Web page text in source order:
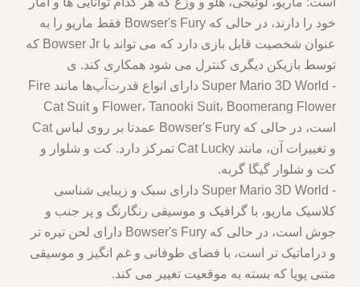
خود را دارند، در حالی که Bowser's Fury فقط ماریو را به
عنوان شخصیت قابل بازی دارد که می تواند با Bowser Jr که
توسط بازیکن دیگری کنترل می شود همکاری کند. ی
- Super Mario 3D World دارای انواع قدرت‌آپ‌ها مانند Fire
Flower، Tanooki Suit، Boomerang Flower و Cat Suit
است، در حالی که Bowser's Fury عمدتا بر روی لباس Cat
و تغییرات آن، مانند Cat Lucky تمرکز دارد. کت و شلوار و
کت و شلوار گیگا گربه.
- Super Mario 3D World دارای سبک و زیبایی شناسی
کلاسیک ماریو، با گرافیک و موسیقی رنگارنگ و پر جنب و
جوش است، در حالی که Bowser's Fury دارای لحن تیره تر
و دراماتیک تر است، با فضای طوفانی و غم انگیز و موسیقی
متنی پویا که بسته به موقعیت تغییر می کند.